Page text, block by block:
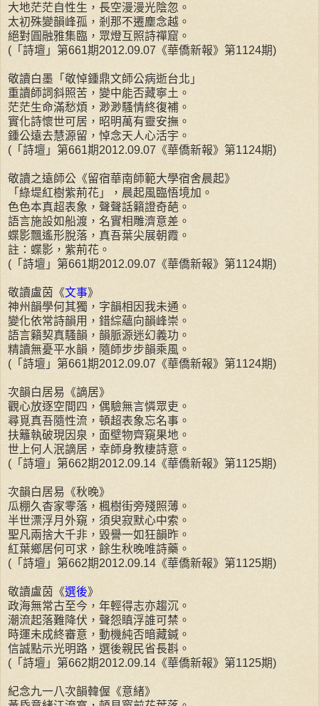
大地茫茫自性生，長空漫漫光陰忽。
太初殊變韻峰孤，剎那不遷塵念越。
絕對圓融雅集臨，眾燈互照詩禪窟。
(「詩壇」第661期2012.09.07《華僑新報》第1124期)
敬讀白墨「敬悼鍾鼎文師公病逝台北」
重讀師詞斜照苦，變中能否藏寧土。
茫茫生命滿愁煩，渺渺騷情終復補。
實化詩懷世可居，昭明萬有靈安撫。
鍾公遠去慧源留，悼念天人心活宇。
(「詩壇」第661期2012.09.07《華僑新報》第1124期)
敬讀之遠師公《留宿華南師範大學宿舍晨起》
「綠堤紅樹紫荊花」，晨起風臨悟境加。
色色本真超表象，聲聲話籟證奇葩。
語言施設如船渡，名實相雕濟意差。
蝶影飄遙形脫落，真吾葉尖展朝霞。
註：蝶影，紫荊花。
(「詩壇」第661期2012.09.07《華僑新報》第1124期)
敬讀盧茵《文事》
神州韻學何其獨，字韻相因我未通。
變化依常詩韻用，錯綜蘊向韻峰崇。
語言籟契真騷韻，韻脈源迷幻義功。
精讀無憂平水韻，隨師步步韻乘風。
(「詩壇」第661期2012.09.07《華僑新報》第1124期)
次韻白居易《謫居》
觀心放逐空間四，偶驗無言憐眾吏。
尋覓真吾隨性流，頓超表象忘名事。
扶籬執破現因泉，面壁物齊窺果地。
世上何人泯謫居，幸師身教棲詩意。
(「詩壇」第662期2012.09.14《華僑新報》第1125期)
次韻白居易《秋晚》
瓜棚久杳家零落，楓樹街旁殘照薄。
半世漂浮月外窺，須臾寂默心中索。
聖凡兩捨大千非，毀譽一如狂韻昨。
紅葉鄉居何可求，餘生秋晚唯詩藥。
(「詩壇」第662期2012.09.14《華僑新報》第1125期)
敬讀盧茵《選後》
政海無常古至今，年輕得志亦趨沉。
潮流起落難降伏，聲怨瞋浮誰可禁。
時運未成終審意，動機純否暗藏鍼。
信誠點示光明路，選後親民省長斟。
(「詩壇」第662期2012.09.14《華僑新報》第1125期)
紀念九一八次韻韓偓《意緒》